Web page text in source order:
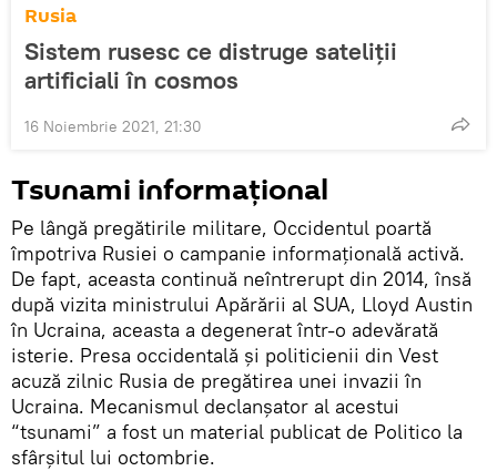
Rusia
Sistem rusesc ce distruge sateliții
artificiali în cosmos
16 Noiembrie 2021, 21:30
Tsunami informațional
Pe lângă pregătirile militare, Occidentul poartă
împotriva Rusiei o campanie informațională activă.
De fapt, aceasta continuă neîntrerupt din 2014, însă
după vizita ministrului Apărării al SUA, Lloyd Austin
în Ucraina, aceasta a degenerat într-o adevărată
isterie. Presa occidentală și politicienii din Vest
acuză zilnic Rusia de pregătirea unei invazii în
Ucraina. Mecanismul declanșator al acestui
“tsunami” a fost un material publicat de Politico la
sfârșitul lui octombrie.